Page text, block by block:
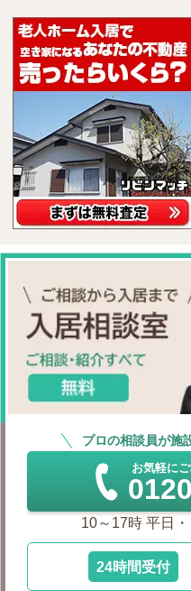
プロの相談員が施
お気軽に
10～17時 平日
24時間受付